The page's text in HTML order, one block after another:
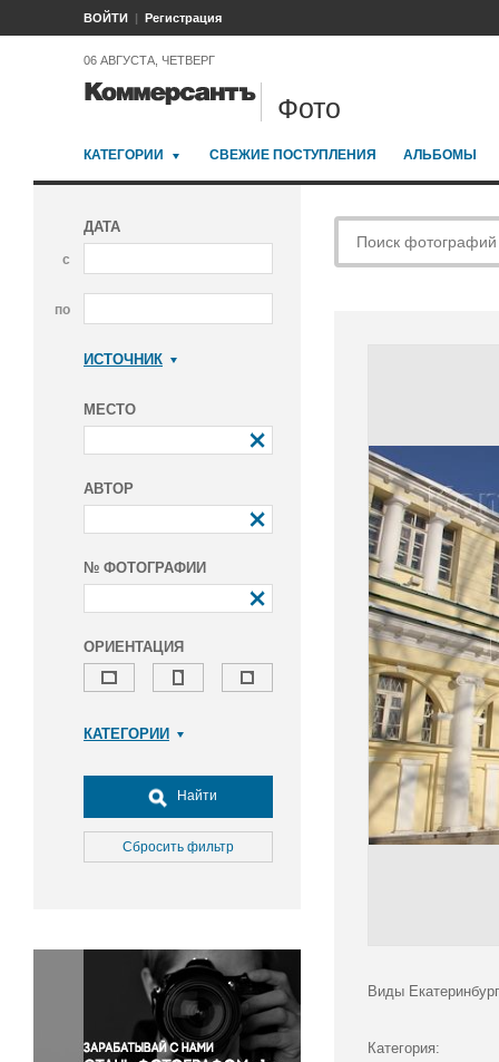
ВОЙТИ Регистрация
06 АВГУСТА, ЧЕТВЕРГ
Фото
КАТЕГОРИИ СВЕЖИЕ ПОСТУПЛЕНИЯ АЛЬБОМЫ
ДАТА
с
по
ИСТОЧНИК
МЕСТО
АВТОР
№ ФОТОГРАФИИ
ОРИЕНТАЦИЯ
КАТЕГОРИИ
Досуг, туризм и отдых
Культура
Медицина
Окружающая среда
Политика
Правосудие
Происшествия и конфликты
Найти
Сбросить фильтр
Виды
Категория: